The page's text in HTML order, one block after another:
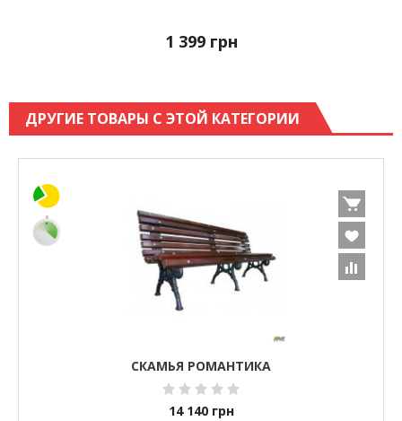
1 399 грн
ДРУГИЕ ТОВАРЫ С ЭТОЙ КАТЕГОРИИ
СКАМЬЯ РОМАНТИКА
14 140 грн